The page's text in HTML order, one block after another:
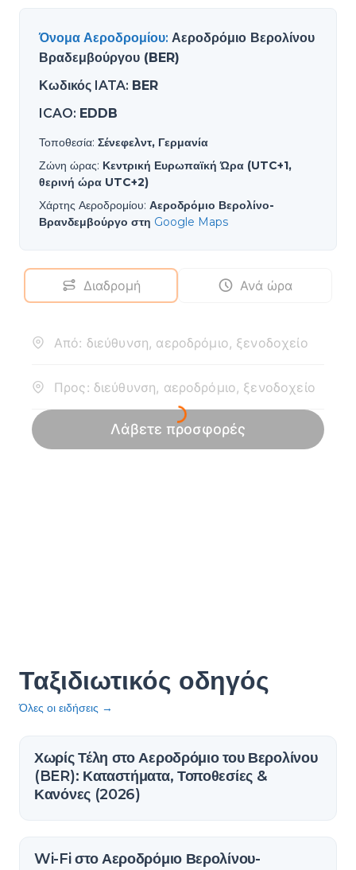
Όνομα Αεροδρομίου: Αεροδρόμιο Βερολίνου
Βραδεμβούργου (BER)
Κωδικός IATA: BER
ICAO: EDDB
Τοποθεσία: Σένεφελντ, Γερμανία
Ζώνη ώρας: Κεντρική Ευρωπαϊκή Ώρα (UTC+1,
θερινή ώρα UTC+2)
Χάρτης Αεροδρομίου: Αεροδρόμιο Βερολίνο-
Βρανδεμβούργο στη Google Maps
Ταξιδιωτικός οδηγός
Όλες οι ειδήσεις →
Χωρίς Τέλη στο Αεροδρόμιο του Βερολίνου
(BER): Καταστήματα, Τοποθεσίες &
Κανόνες (2026)
Wi-Fi στο Αεροδρόμιο Βερολίνου-